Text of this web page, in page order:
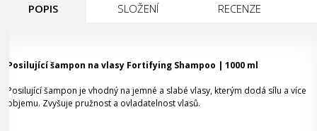
POPIS SLOŽENÍ RECENZE
Posilující šampon na vlasy Fortifying Shampoo | 1000 ml
Posilující šampon je vhodný na jemné a slabé vlasy, kterým dodá sílu a více
objemu. Zvyšuje pružnost a ovladatelnost vlasů.